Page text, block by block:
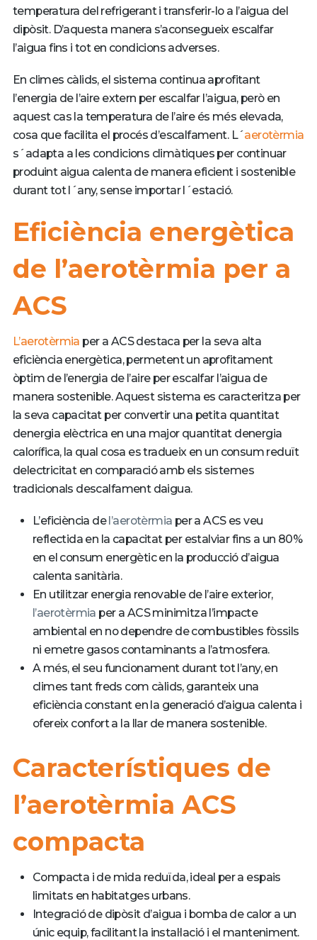
temperatura del refrigerant i transferir-lo a l’aigua del
dipòsit. D’aquesta manera s’aconsegueix escalfar
l’aigua fins i tot en condicions adverses.
En climes càlids, el sistema continua aprofitant
l’energia de l’aire extern per escalfar l’aigua, però en
aquest cas la temperatura de l’aire és més elevada,
cosa que facilita el procés d’escalfament. L´aerotèrmia
s´adapta a les condicions climàtiques per continuar
produint aigua calenta de manera eficient i sostenible
durant tot l´any, sense importar l´estació.
Eficiència energètica
de l’aerotèrmia per a
ACS
L’aerotèrmia per a ACS destaca per la seva alta
eficiència energètica, permetent un aprofitament
òptim de l’energia de l’aire per escalfar l’aigua de
manera sostenible. Aquest sistema es caracteritza per
la seva capacitat per convertir una petita quantitat
denergia elèctrica en una major quantitat denergia
calorífica, la qual cosa es tradueix en un consum reduït
delectricitat en comparació amb els sistemes
tradicionals descalfament daigua.
L’eficiència de l’aerotèrmia per a ACS es veu
reflectida en la capacitat per estalviar fins a un 80%
en el consum energètic en la producció d’aigua
calenta sanitària.
En utilitzar energia renovable de l’aire exterior,
l’aerotèrmia per a ACS minimitza l’impacte
ambiental en no dependre de combustibles fòssils
ni emetre gasos contaminants a l’atmosfera.
A més, el seu funcionament durant tot l’any, en
climes tant freds com càlids, garanteix una
eficiència constant en la generació d’aigua calenta i
ofereix confort a la llar de manera sostenible.
Característiques de
l’aerotèrmia ACS
compacta
Compacta i de mida reduïda, ideal per a espais
limitats en habitatges urbans.
Integració de dipòsit d’aigua i bomba de calor a un
únic equip, facilitant la instal·lació i el manteniment.